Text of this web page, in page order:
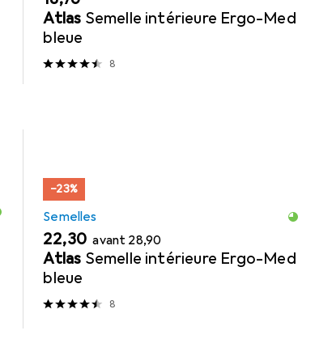
Atlas Semelle intérieure Ergo-Med
bleue
8
−23%
Semelles
EUR
22,30 avant EUR
28,90
Atlas Semelle intérieure Ergo-Med
bleue
8